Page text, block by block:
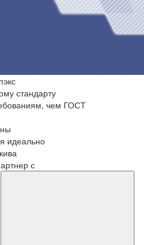
стандарту
чем ГОСТ
идеально
с